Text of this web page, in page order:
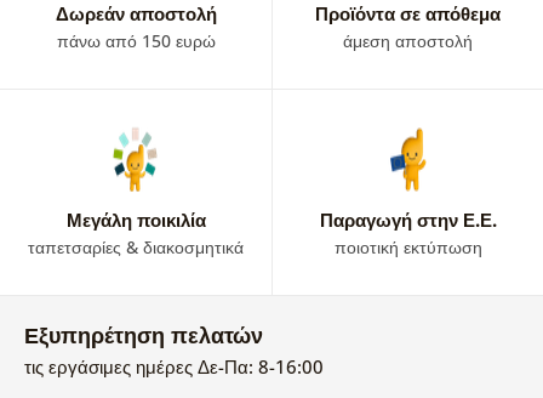
Δωρεάν αποστολή
πάνω από 150 ευρώ
Προϊόντα σε απόθεμα
άμεση αποστολή
Μεγάλη ποικιλία
ταπετσαρίες & διακοσμητικά
Παραγωγή στην Ε.Ε.
ποιοτική εκτύπωση
Εξυπηρέτηση πελατών
τις εργάσιμες ημέρες Δε-Πα: 8-16:00